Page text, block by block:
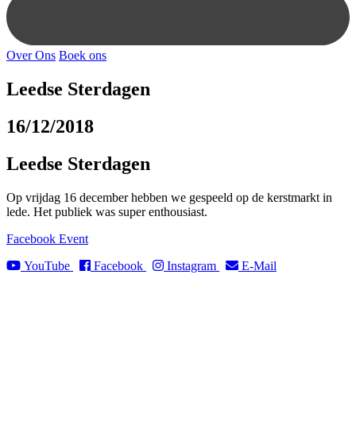
Over Ons Boek ons
Leedse Sterdagen
16/12/2018
Leedse Sterdagen
Op vrijdag 16 december hebben we gespeeld op de kerstmarkt in
lede. Het publiek was super enthousiast.
Facebook Event
YouTube
Facebook Instagram E-Mail